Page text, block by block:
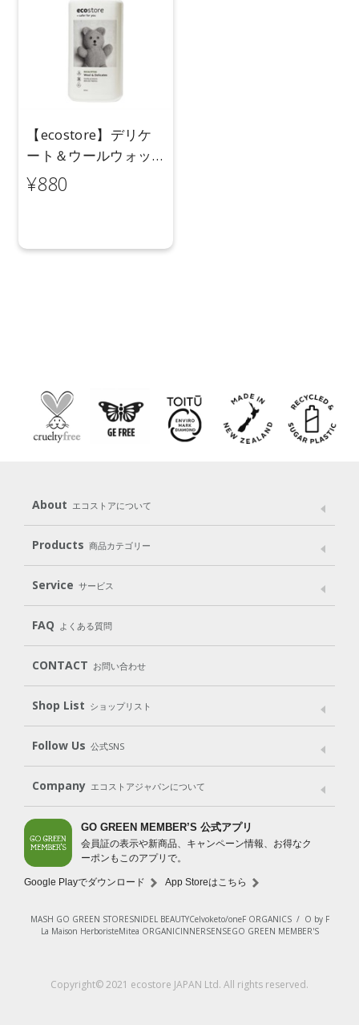
【ecostore】デリケ
ート＆ウールウォッ
シュ＜おしゃれ着用
＞ 500ｍL
¥880
About エコストアについて
メッセージ ブランドストーリー
パッケージへのこだわり
動物実験をしない
Products 商品カテゴリー
Laundry
Cleaning Baby Kids
Body（ボディ） Hair（ヘア） Oral care（オーラルケア）
Goods （グッズ）
Gift set
Service サービス
User Guide
Subscription（定期便）
FAQ よくある質問
CONTACT お問い合わせ
Shop List ショップリスト
Shop List
Follow Us 公式SNS
LINE＠ Instagram Facebook
Company エコストアジャパンについて
会社案内 ご利用規約
プライバシーポリシー
特定商取引法に基づく表示
免責事項
法人会員サービス
New Zealand Site
GO GREEN MEMBER’S 公式アプリ
会員証の表示や新商品、キャンペーン情報、お得なク
ーポンもこのアプリで。
Google Playでダウンロード App Storeはこちら
MASH GO GREEN STORESNIDEL BEAUTYCelvoketo/oneF ORGANICS/ O by F
La Maison HerboristeMitea ORGANICINNERSENSEGO GREEN MEMBER'S
Copyright© 2021 ecostore JAPAN Ltd. All rights reserved.